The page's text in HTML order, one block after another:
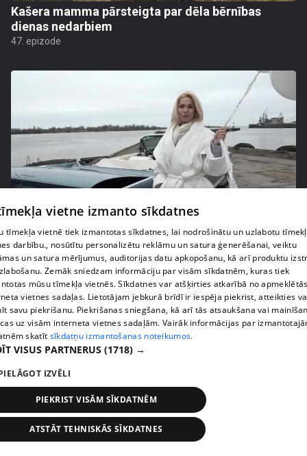
Kašera mamma pārsteigta par dēla bērnības
dienas nedarbiem
47. epizode
pirms 5 gadiem, 2 mēnešiem
Vai Kašera pārsteigums Samantai Tīnai
dzimšanas dienā būs izdevies?
46. epizode
vietne izmanto sīkdatnes
tīmekļa vietnē tiek izmantotas sīkdatnes, lai nodrošinātu un uzlabotu
darbību., nosūtītu personalizētu reklāmu un satura ģenerēšanai, veiktu
un satura mērījumus, auditorijas datu apkopošanu, kā arī produktu
Zemāk sniedzam informāciju par visām sīkdatnēm, kuras tiek
mūsu tīmekļa vietnēs. Sīkdatnes var atšķirties atkarībā no
vietnes sadaļas. Lietotājam jebkurā brīdī ir iespēja piekrist, atteikties
savu piekrišanu. Piekrišanas sniegšana, kā arī tās atsaukšana vai
uz visām interneta vietnes sadaļām. Vairāk informācijas par
skatīt sīkdatņu izmantošanas noteikumos.
VISUS PARTNERUS (1718) →
IZVĒLI
PIEKRIST VISĀM SĪKDATNĒM
ATSTĀT TEHNISKĀS SĪKDATNES